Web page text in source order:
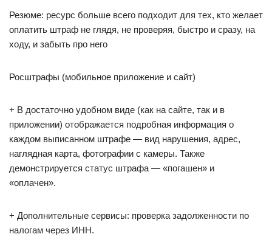
Резюме: ресурс больше всего подходит для тех, кто желает
оплатить штраф не глядя, не проверяя, быстро и сразу, на
ходу, и забыть про него
Росштрафы (мобильное приложение и сайт)
+ В достаточно удобном виде (как на сайте, так и в
приложении) отображается подробная информация о
каждом выписанном штрафе — вид нарушения, адрес,
наглядная карта, фотографии с камеры. Также
демонстрируется статус штрафа — «погашен» и
«оплачен».
+ Дополнительные сервисы: проверка задолженности по
налогам через ИНН.